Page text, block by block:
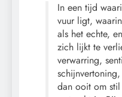
In een tijd
vuur ligt,
als het echte,
zich lijkt te
verwarring,
dan ooit om